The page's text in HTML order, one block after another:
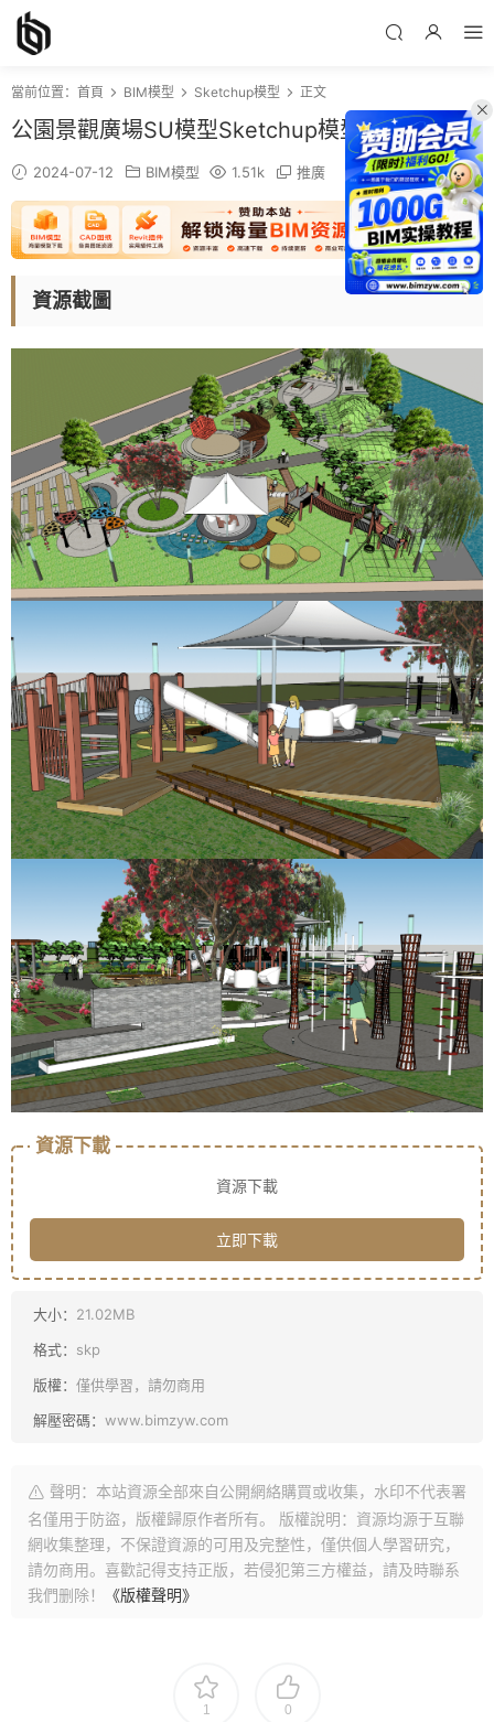
當前位置： 首頁 BIM模型 Sketchup模型 正文
公園景觀廣場SU模型Sketchup模型下載
2024-07-12 BIM模型 1.51k 推廣
資源截圖
資源下載
資源下載
立即下載
大小： 21.02MB
格式： skp
版權： 僅供學習，請勿商用
解壓密碼： www.bimzyw.com
聲明：本站資源全部來自公開網絡購買或收集，水印不代表署
名僅用于防盜，版權歸原作者所有。 版權說明：資源均源于互聯
網收集整理，不保證資源的可用及完整性，僅供個人學習研究，
請勿商用。喜歡記得支持正版，若侵犯第三方權益，請及時聯系
我們删除！
《版權聲明》
1 0